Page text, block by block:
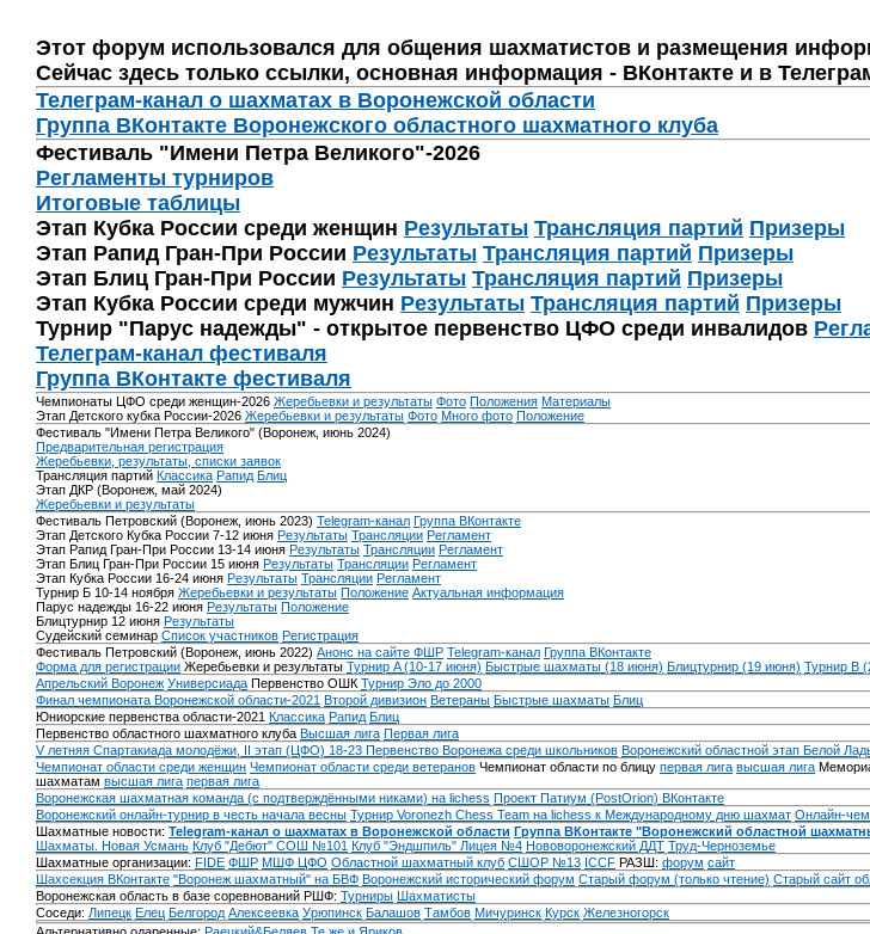
Этот форум использовался для общения шахматистов и размещения
Сейчас здесь только ссылки, основная информация - ВКонтакте и в
Телеграм-канал о шахматах в Воронежской области
Группа ВКонтакте Воронежского областного шахматного клуба
Фестиваль "Имени Петра Великого"-2026
Регламенты турниров
Итоговые таблицы
Этап Кубка России среди женщин Результаты Трансляция партий Призеры
Этап Рапид Гран-При России Результаты Трансляция партий Призеры
Этап Блиц Гран-При России Результаты Трансляция партий Призеры
Этап Кубка России среди мужчин Результаты Трансляция партий Призеры
Турнир "Парус надежды" - открытое первенство ЦФО среди инвалидов
Телеграм-канал фестиваля
Группа ВКонтакте фестиваля
Чемпионаты ЦФО среди женщин-2026 Жеребьевки и результаты Фото Положения Материалы
Этап Детского кубка России-2026 Жеребьевки и результаты Фото Много фото Положение
Фестиваль "Имени Петра Великого" (Воронеж, июнь 2024)
Предварительная регистрация
Жеребьевки, результаты, списки заявок
Трансляция партий Классика Рапид Блиц
Этап ДКР (Воронеж, май 2024)
Жеребьевки и результаты
Фестиваль Петровский (Воронеж, июнь 2023) Telegram-канал Группа ВКонтакте
Этап Детского Кубка России 7-12 июня Результаты Трансляции Регламент
Этап Рапид Гран-При России 13-14 июня Результаты Трансляции Регламент
Этап Блиц Гран-При России 15 июня Результаты Трансляции Регламент
Этап Кубка России 16-24 июня Результаты Трансляции Регламент
Турнир Б 10-14 ноября Жеребьевки и результаты Положение Актуальная информация
Парус надежды 16-22 июня Результаты Положение
Блицтурнир 12 июня Результаты
Судейский семинар Список участников Регистрация
Фестиваль Петровский (Воронеж, июнь 2022) Анонс на сайте ФШР Telegram-канал Группа ВКонтакте
Форма для регистрации Жеребьевки и результаты Турнир A (10-17 июня) Быстрые шахматы (18 июня) Блицтурнир (19 июня) Турнир B
Апрельский Воронеж Универсиада Первенство ОШК Турнир Эло до 2000
Финал чемпионата Воронежской области-2021 Второй дивизион Ветераны Быстрые шахматы Блиц
Юниорские первенства области-2021 Классика Рапид Блиц
Первенство областного шахматного клуба Высшая лига Первая лига
V летняя Спартакиада молодёжи, II этап (ЦФО) 18-23 Первенство Воронежа среди школьников Воронежский областной этап Белой
Чемпионат области среди женщин Чемпионат области среди ветеранов Чемпионат области по блицу первая лига высшая лига
шахматам высшая лига первая лига
Воронежская шахматная команда (с подтверждёнными никами) на lichess Проект Патиум (PostOrion) ВКонтакте
Воронежский онлайн-турнир в честь начала весны Турнир Voronezh Chess Team на lichess к Международному дню шахмат Онлайн-
Шахматные новости: Telegram-канал о шахматах в Воронежской области Группа ВКонтакте "Воронежский областной
Шахматы. Новая Усмань Клуб "Дебют" СОШ №101 Клуб "Эндшпиль" Лицея №4 Нововоронежский ДДТ Труд-Черноземье
Шахматные организации: FIDE ФШР МШФ ЦФО Областной шахматный клуб СШОР №13 ICCF РАЗШ: форум сайт
Шахсекция ВКонтакте "Воронеж шахматный" на БВФ Воронежский исторический форум Cтарый форум (только чтение) Старый сайт
Воронежская область в базе соревнований РШФ: Турниры Шахматисты
Соседи: Липецк Елец Белгород Алексеевка Урюпинск Балашов Тамбов Мичуринск Курск Железногорск